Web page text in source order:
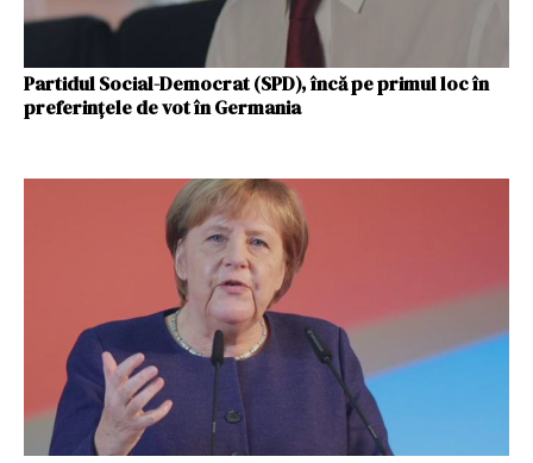
Partidul Social-Democrat (SPD), încă pe primul loc în
preferinţele de vot în Germania